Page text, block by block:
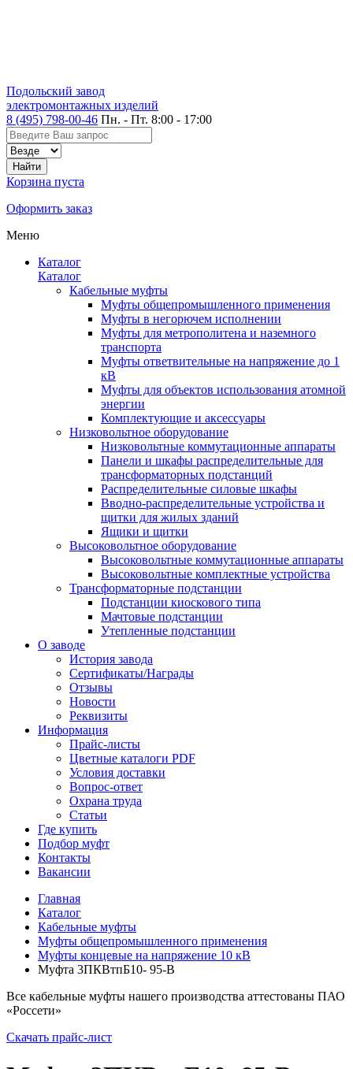
Подольский завод
электромонтажных изделий
8 (495) 798-00-46 Пн. - Пт. 8:00 - 17:00
Корзина пуста
Оформить заказ
Меню
Каталог
Каталог
Кабельные муфты
Муфты общепромышленного применения
Муфты в негорючем исполнении
Муфты для метрополитена и наземного
транспорта
Муфты ответвительные на напряжение до 1
кВ
Муфты для объектов использования атомной
энергии
Комплектующие и аксессуары
Низковольтное оборудование
Низковольтные коммутационные аппараты
Панели и шкафы распределительные для
трансформаторных подстанций
Распределительные силовые шкафы
Вводно-распределительные устройства и
щитки для жилых зданий
Ящики и щитки
Высоковольтное оборудование
Высоковольтные коммутационные аппараты
Высоковольтные комплектные устройства
Трансформаторные подстанции
Подстанции киоскового типа
Мачтовые подстанции
Утепленные подстанции
О заводе
История завода
Сертификаты/Награды
Отзывы
Новости
Реквизиты
Информация
Прайс-листы
Цветные каталоги PDF
Условия доставки
Вопрос-ответ
Охрана труда
Статьи
Где купить
Подбор муфт
Контакты
Вакансии
Главная
Каталог
Кабельные муфты
Муфты общепромышленного применения
Муфты концевые на напряжение 10 кВ
Муфта 3ПКВтпБ10- 95-В
Все кабельные муфты нашего производства аттестованы ПАО
«Россети»
Скачать прайс-лист